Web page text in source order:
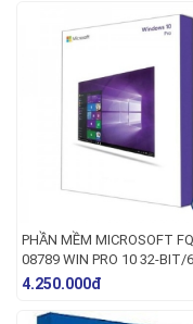
PHẦN MỀM MICROSOFT
08789 WIN PRO 10 32-BIT/
ENG INTL USB
4.250.000đ